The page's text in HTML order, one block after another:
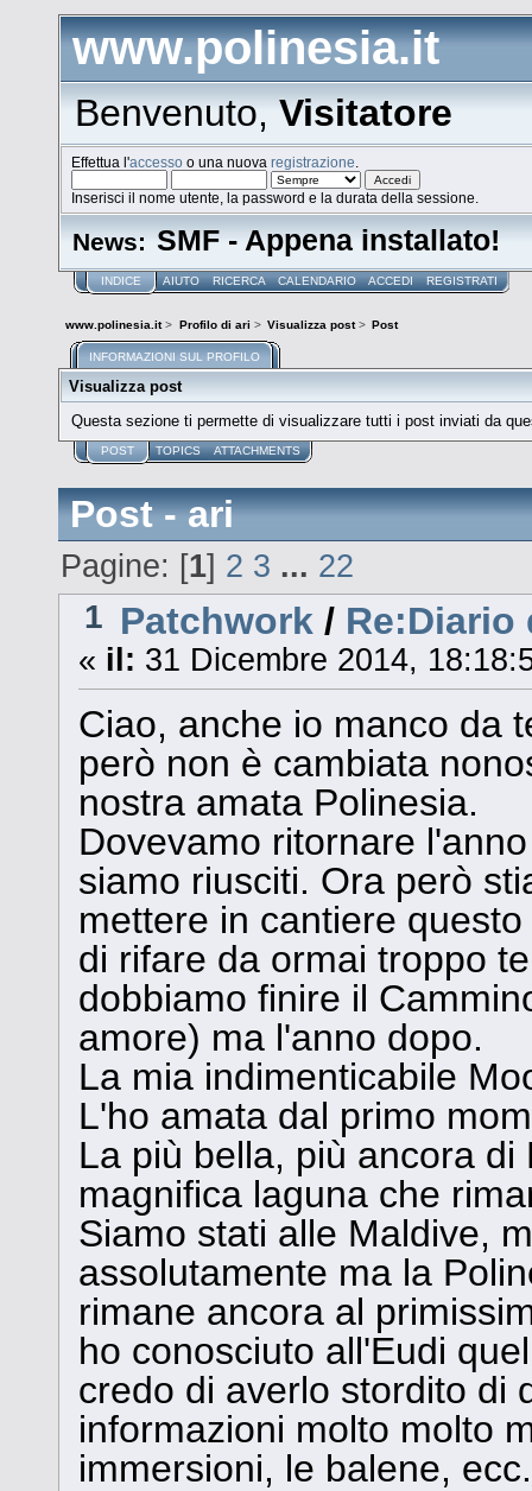
www.polinesia.it
Benvenuto,Visitatore
Effettua l'accesso o una nuovaregistrazione
Inserisci il nome utente, la password e la durata della sessione.
News: SMF - Appena installato!
INDICE AIUTO RICERCA CALENDARIO ACCEDI REGISTRATI
www.polinesia.it> Profilo di ari > Visualizza post> Post
INFORMAZIONI SUL PROFILO
Visualizza post
Questa sezione ti permette di visualizzare tutti i post inviati da
POST TOPICS ATTACHMENTS
Post - ari
Pagine: [1] 2 3 ... 22
1 Patchwork /
« il: 31 Dicembre 2014,
Ciao, anche io manco da
però non è cambiata
nostra amata Polinesia.
Dovevamo ritornare
siamo riusciti. Ora però
mettere in cantiere
di rifare da ormai troppo
dobbiamo finire il
amore) ma l'anno dopo.
La mia indimenticabile
L'ho amata dal primo
La più bella, più ancora
magnifica laguna che
Siamo stati alle Maldive,
assolutamente ma la
rimane ancora al
ho conosciuto all'Eudi
credo di averlo stordito di
informazioni molto molto
immersioni, le balene,